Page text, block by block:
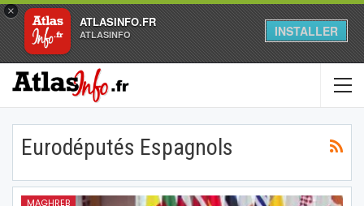
×
ATLASINFO.FR
ATLASINFO INSTALLER
Eurodéputés Espagnols
MAGHREB